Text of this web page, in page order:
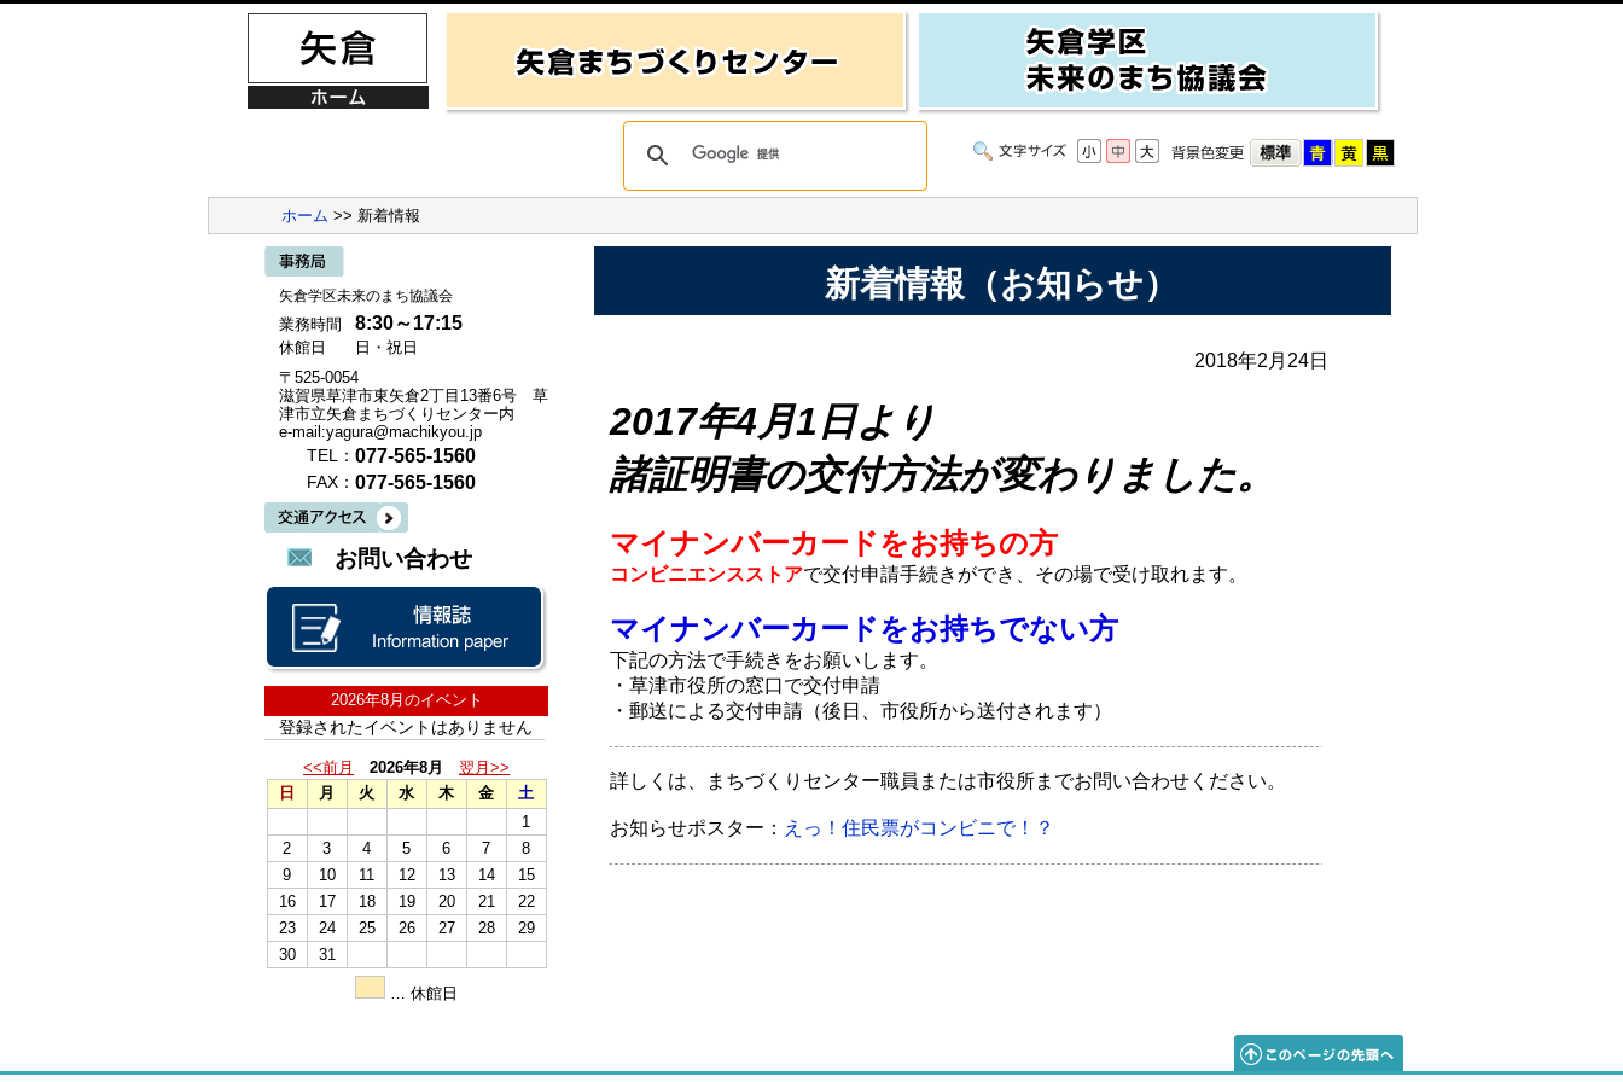
ホーム >> 新着情報
矢倉学区未来のまち協議会
業務時間 8:30～17:15
休館日
日・祝日
〒525-0054
滋賀県草津市東矢倉2丁目13番6号 草
津市立矢倉まちづくりセンター内
e-mail:yagura@machikyou.jp
TEL： 077-565-1560
FAX： 077-565-1560
お問い合わせ
2026年8月のイベント
登録されたイベントはありません
<<前月 2026年8月
翌月>>
日
月 火 水 木 金
土
1
2
3 4 5 6 7
8
9
10 11 12 13 14
15
16
17 18 19 20 21
22
23
24 25 26 27 28
29
30
31
… 休館日
新着情報（お知らせ）
2018年2月24日
2017年4月1日より
諸証明書の交付方法が変わりました。
マイナンバーカードをお持ちの方
コンビニエンスストアで交付申請手続きができ、その場で受け取れます。
マイナンバーカードをお持ちでない方
下記の方法で手続きをお願いします。
・草津市役所の窓口で交付申請
・郵送による交付申請（後日、市役所から送付されます）
詳しくは、まちづくりセンター職員または市役所までお問い合わせください。
お知らせポスター： えっ！住民票がコンビニで！？